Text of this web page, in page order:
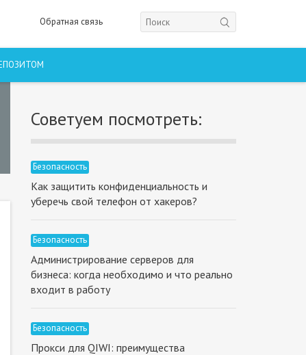
Обратная связь
Советуем посмотреть:
Безопасность
Как защитить конфиденциальность и
уберечь свой телефон от хакеров?
Безопасность
Администрирование серверов для
бизнеса: когда необходимо и что реально
входит в работу
Безопасность
Прокси для QIWI: преимущества